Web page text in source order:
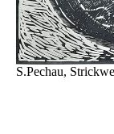
S.Pechau,